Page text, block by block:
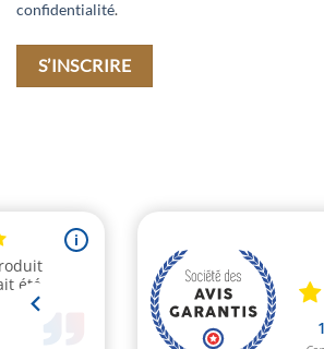
confidentialité.
S’INSCRIRE